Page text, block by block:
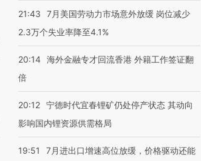
21:43
7月美国劳动力市场意外放缓 岗位减少
2.3万个失业率降至4.1%
20:14 海外金融专才回流香港 外籍工作签证翻
倍
20:12 宁德时代宜春锂矿仍处停产状态 其动向
影响国内锂资源供需格局
19:51
7月进出口增速高位放缓，价格驱动还能